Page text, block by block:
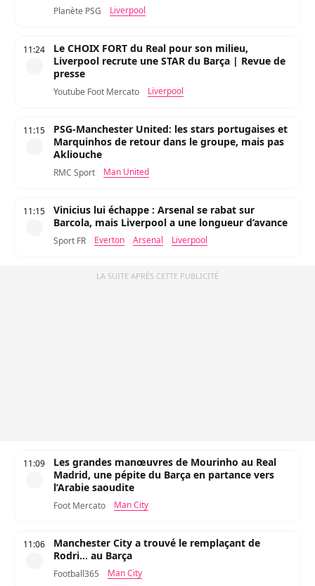
Planète PSG Liverpool
11:24
Le CHOIX FORT du Real pour son milieu,
Liverpool recrute une STAR du Barça | Revue de
presse
Youtube Foot Mercato Liverpool
11:15
PSG-Manchester United: les stars portugaises et
Marquinhos de retour dans le groupe, mais pas
Akliouche
RMC Sport Man United
11:15
Vinicius lui échappe : Arsenal se rabat sur
Barcola, mais Liverpool a une longueur d’avance
Sport FR Everton Arsenal Liverpool
LA SUITE APRÈS CETTE PUBLICITÉ
11:09
Les grandes manœuvres de Mourinho au Real
Madrid, une pépite du Barça en partance vers
l’Arabie saoudite
Foot Mercato Man City
11:06
Manchester City a trouvé le remplaçant de
Rodri... au Barça
Football365 Man City